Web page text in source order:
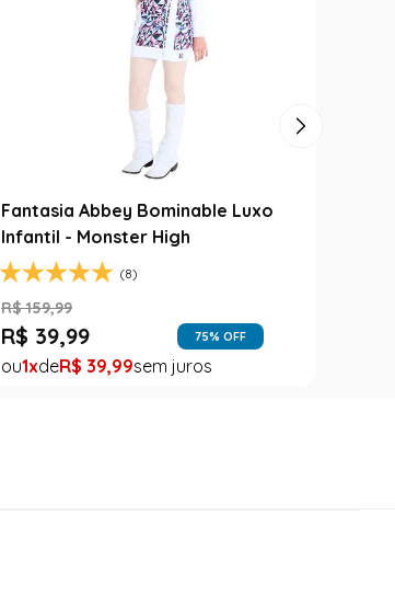
Fantasia Abbey Bominable Luxo
Infantil - Monster High
(8)
R$ 159,99
R$ 39,99 75% OFF
1 R$ 39,99